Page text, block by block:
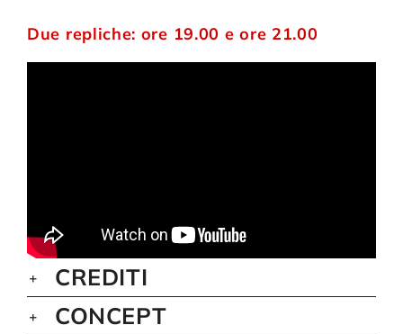
Due repliche: ore 19.00 e ore 21.00
CREDITI
CONCEPT